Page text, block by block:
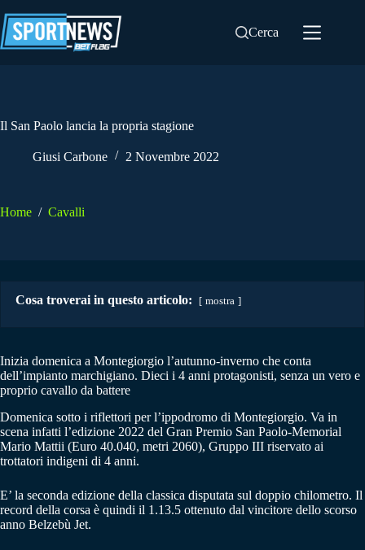
al
contenuto
Cerca
Il San Paolo lancia la propria stagione
Giusi Carbone 2 Novembre 2022
Home / Cavalli
Cosa troverai in questo articolo: mostra
Inizia domenica a Montegiorgio l’autunno-inverno che conta
dell’impianto marchigiano. Dieci i 4 anni protagonisti, senza un vero e
proprio cavallo da battere
Domenica sotto i riflettori per l’ippodromo di Montegiorgio. Va in
scena infatti l’edizione 2022 del Gran Premio San Paolo-Memorial
Mario Mattii (Euro 40.040, metri 2060), Gruppo III riservato ai
trottatori indigeni di 4 anni.
E’ la seconda edizione della classica disputata sul doppio chilometro. Il
record della corsa è quindi il 1.13.5 ottenuto dal vincitore dello scorso
anno Belzebù Jet.